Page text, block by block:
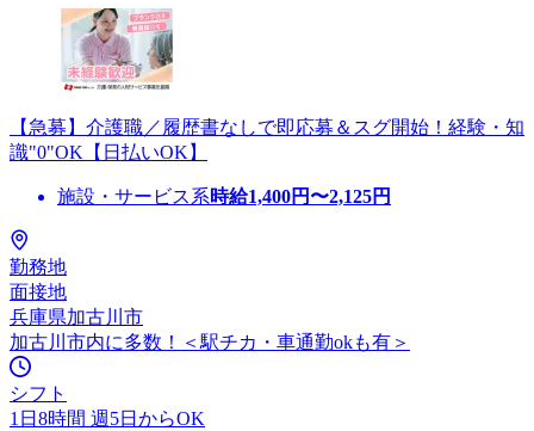
【急募】介護職／履歴書なしで即応募＆スグ開始！経験・知
識"0"OK【日払いOK】
施設・サービス系時給1,400円〜2,125円
勤務地
面接地
兵庫県加古川市
加古川市内に多数！＜駅チカ・車通勤okも有＞
シフト
1日8時間 週5日からOK